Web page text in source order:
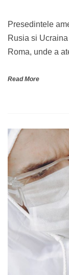
Presedintele
Rusia si
Roma, unde a
Read More